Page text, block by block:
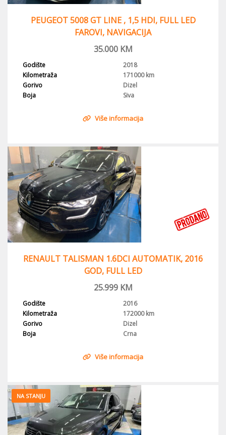
PEUGEOT 5008 GT LINE , 1,5 HDI, FULL LED
FAROVI, NAVIGACIJA
35.000KM
Godište
2018
Kilometraža
171000 km
Gorivo
Dizel
Boja
Siva
Više informacija
RENAULT TALISMAN 1.6DCI AUTOMATIK, 2016
GOD, FULL LED
25.999KM
Godište
2016
Kilometraža
172000 km
Gorivo
Dizel
Boja
Crna
Više informacija
NA STANJU